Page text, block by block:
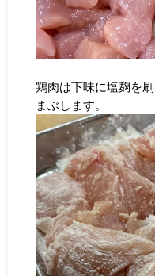
鶏肉は下味に塩麹を
まぶします。